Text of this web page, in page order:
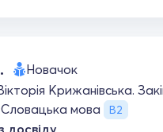
Новачок
Крижанівська.
Словацька мова B2
досвіду